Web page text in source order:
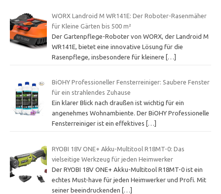
WORX Landroid M WR141E: Der Roboter-Rasenmäher
für Kleine Gärten bis 500 m²
Der Gartenpflege-Roboter von WORX, der Landroid M
WR141E, bietet eine innovative Lösung für die
Rasenpflege, insbesondere für kleinere
[…]
BiOHY Professioneller Fensterreiniger: Saubere Fenster
für ein strahlendes Zuhause
Ein klarer Blick nach draußen ist wichtig für ein
angenehmes Wohnambiente. Der BiOHY Professionelle
Fensterreiniger ist ein effektives
[…]
RYOBI 18V ONE+ Akku-Multitool R18MT-0: Das
vielseitige Werkzeug für jeden Heimwerker
Der RYOBI 18V ONE+ Akku-Multitool R18MT-0 ist ein
echtes Must-have für jeden Heimwerker und Profi. Mit
seiner beeindruckenden
[…]